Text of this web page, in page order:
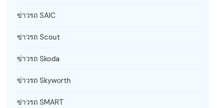
ข่าวรถ SAIC
ข่าวรถ Scout
ข่าวรถ Skoda
ข่าวรถ Skyworth
ข่าวรถ SMART